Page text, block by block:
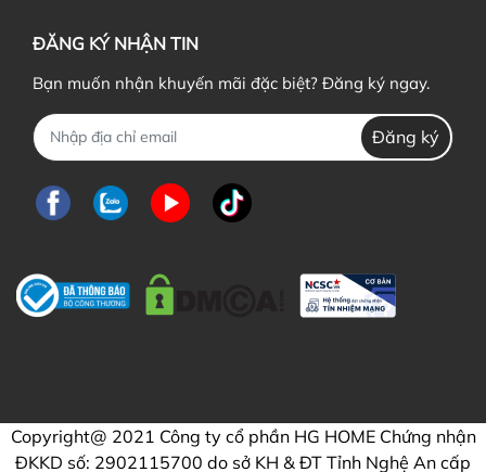
ĐĂNG KÝ NHẬN TIN
Bạn muốn nhận khuyến mãi đặc biệt? Đăng ký ngay.
Đăng ký
Copyright@ 2021 Công ty cổ phần HG HOME Chứng nhận
ĐKKD số: 2902115700 do sở KH & ĐT Tỉnh Nghệ An cấp